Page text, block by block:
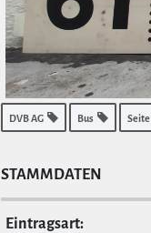
DVB AG Bus Seite
STAMM­DATEN
Ein­tragsart: